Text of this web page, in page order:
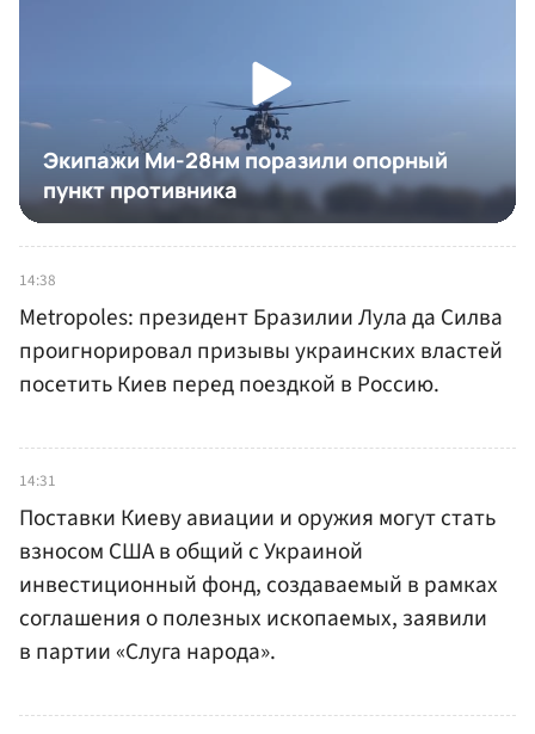
14:38
Metropoles: президент Бразилии Лула да Силва
проигнорировал призывы украинских властей
посетить Киев перед поездкой в Россию.
14:31
Поставки Киеву авиации и оружия могут стать
взносом США в общий с Украиной
инвестиционный фонд, создаваемый в рамках
соглашения о полезных ископаемых, заявили
в партии «Слуга народа».